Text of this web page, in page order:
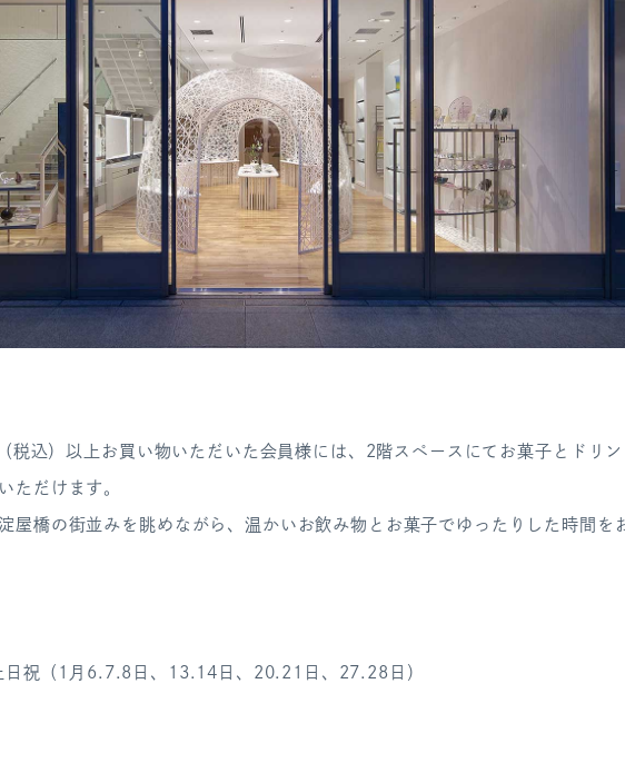
税込）以上お買い物いただいた会員様には、2階スペースにてお菓子とドリン
ただけます。
屋橋の街並みを眺めながら、温かいお飲み物とお菓子でゆったりした時間を
日祝（1月6.7.8日、13.14日、20. 21日、27.28日）